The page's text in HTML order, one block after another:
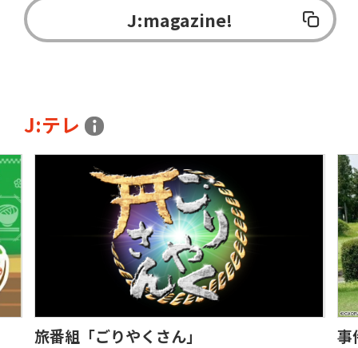
J:magazine!
J:テレ
旅番組「ごりやくさん」 事